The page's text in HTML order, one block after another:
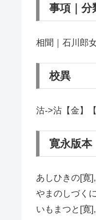
事項｜分
相聞｜石川郎
校異
沽->沾【金】
寛永版本
あしひきの[寛],
やまのしづく
いもまつと[寛],